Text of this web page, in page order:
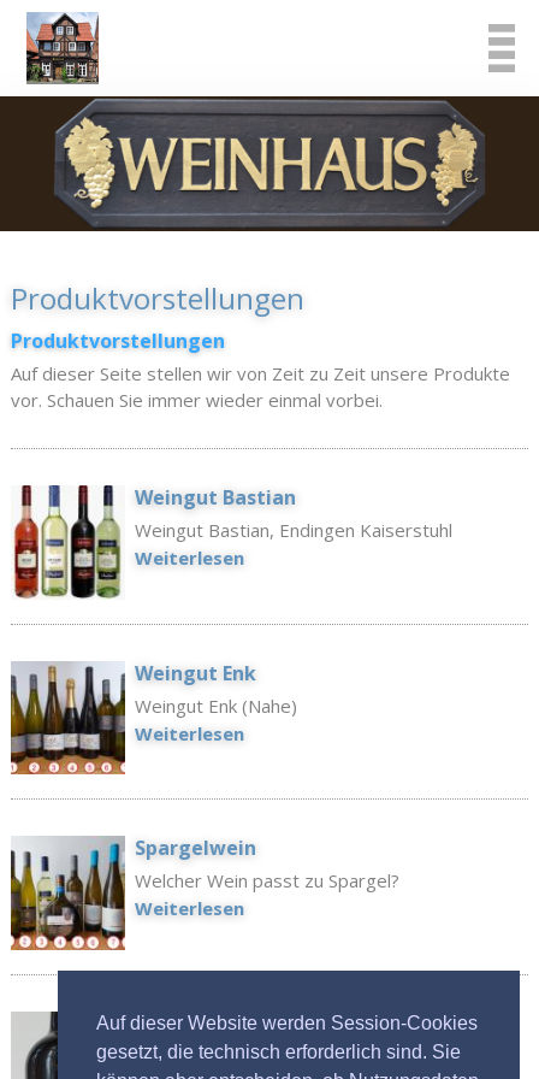
Auf dieser Website werden Session-Cookies
gesetzt, die technisch erforderlich sind. Sie
Produktvorstellungen
Produktvorstellungen
Auf dieser Seite stellen wir von Zeit zu Zeit unsere Produkte
vor. Schauen Sie immer wieder einmal vorbei.
Weingut Bastian
Weingut Bastian, Endingen Kaiserstuhl
Weiterlesen
Weingut Enk
Weingut Enk (Nahe)
Weiterlesen
Spargelwein
Welcher Wein passt zu Spargel?
Weiterlesen
Viña Rufina Crianza 2017
Viña Rufina Crianza 2015